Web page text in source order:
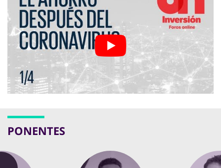
PONENTES